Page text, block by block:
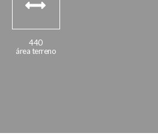
440
área terreno